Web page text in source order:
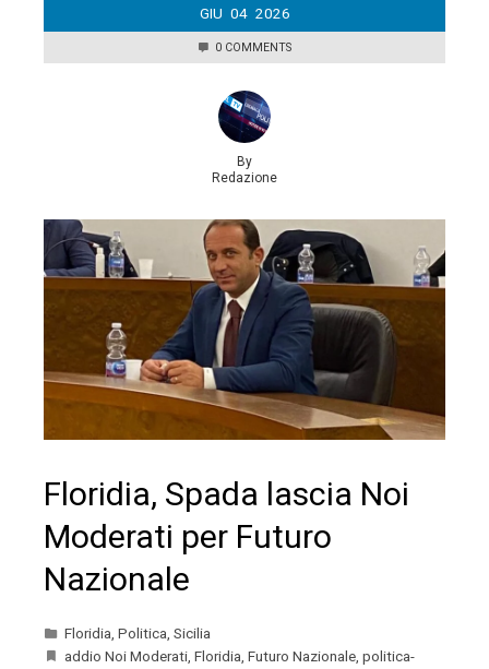
GIU 04 2026
0 COMMENTS
By
Redazione
Floridia, Spada lascia Noi
Moderati per Futuro
Nazionale
Floridia Politica Sicilia
addio Noi Moderati Floridia Futuro Nazionale politica-